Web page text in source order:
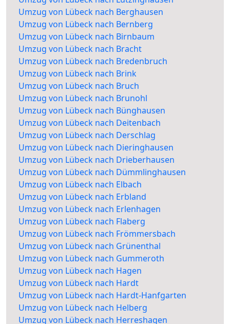
Umzug von Lübeck nach Berghausen
Umzug von Lübeck nach Bernberg
Umzug von Lübeck nach Birnbaum
Umzug von Lübeck nach Bracht
Umzug von Lübeck nach Bredenbruch
Umzug von Lübeck nach Brink
Umzug von Lübeck nach Bruch
Umzug von Lübeck nach Brunohl
Umzug von Lübeck nach Bünghausen
Umzug von Lübeck nach Deitenbach
Umzug von Lübeck nach Derschlag
Umzug von Lübeck nach Dieringhausen
Umzug von Lübeck nach Drieberhausen
Umzug von Lübeck nach Dümmlinghausen
Umzug von Lübeck nach Elbach
Umzug von Lübeck nach Erbland
Umzug von Lübeck nach Erlenhagen
Umzug von Lübeck nach Flaberg
Umzug von Lübeck nach Frömmersbach
Umzug von Lübeck nach Grünenthal
Umzug von Lübeck nach Gummeroth
Umzug von Lübeck nach Hagen
Umzug von Lübeck nach Hardt
Umzug von Lübeck nach Hardt-Hanfgarten
Umzug von Lübeck nach Helberg
Umzug von Lübeck nach Herreshagen